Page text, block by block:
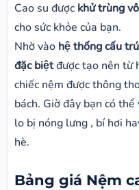
Cao su được khử trùng
cho sức khỏe của bạn.
Nhờ vào hệ thống cấu
đặc biệtđược tạo nên từ
chiếc nệm được thông
bách. Giờ đây bạn có
lo bị nóng lưng , bí hơi
hè.
Bảng giá Nệm